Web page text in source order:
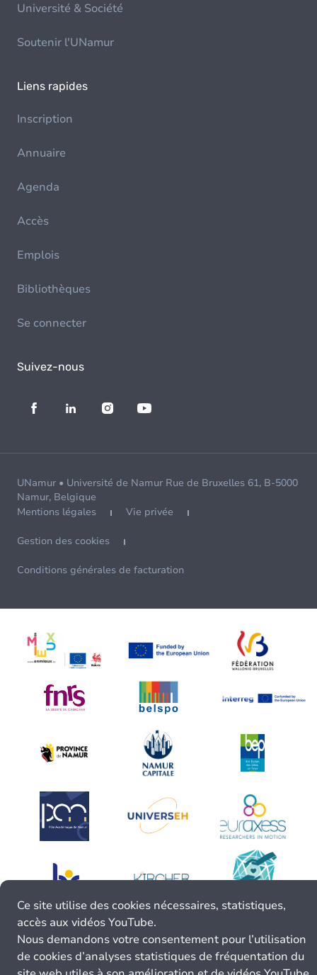
Université & Société
Soutenir l'UNamur
Liens rapides
Inscription
Annuaire
Agenda
Accès
Emplois
Bibliothèques
Se connecter
Suivez-nous
UNamur • Université de Namur Rue de Bruxelles 61, B-5000
Namur, Belgique
Mentions légales
Vie privée
Gestion des cookies
Conditions générales de facturation
Ce site utilise des cookies nécessaires, statistiques,
accès aux vidéos YouTube.
Nous demandons votre consentement pour l’utilisation
de cookies d’analyses statistiques de fréquentation du